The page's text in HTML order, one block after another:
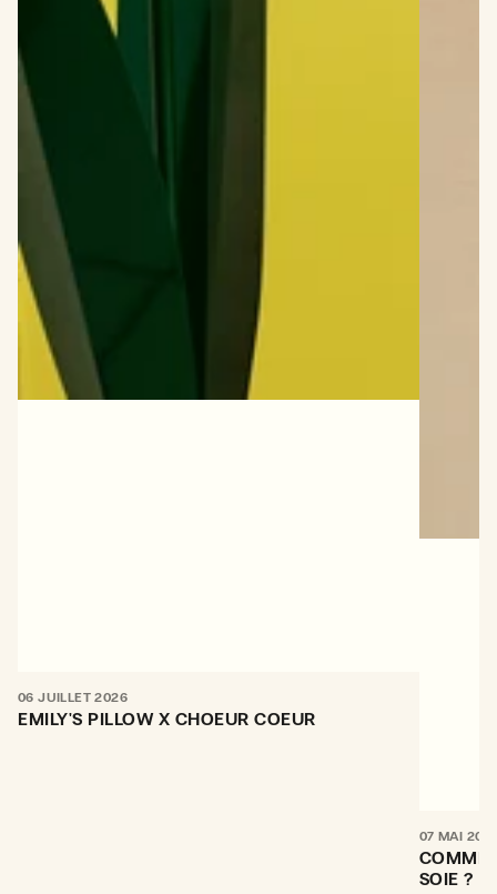
06 JUILLET 2026
EMILY'S PILLOW X CHOEUR COEUR
07 MAI
SOIE ?